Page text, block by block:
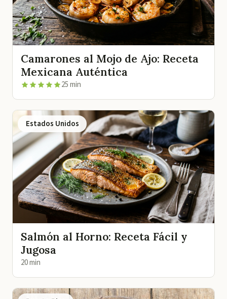
Camarones al Mojo de Ajo: Receta
Mexicana Auténtica
25 min
Estados Unidos
Salmón al Horno: Receta Fácil y
Jugosa
20 min